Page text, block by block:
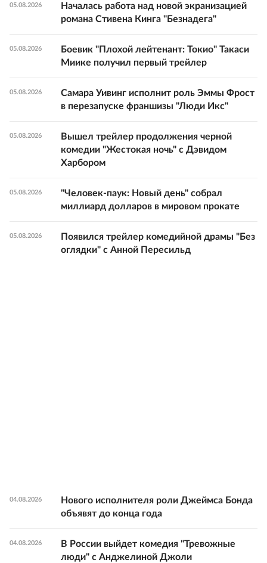
05.08.2026
Началась работа над новой экранизацией
романа Стивена Кинга "Безнадега"
05.08.2026
Боевик "Плохой лейтенант: Токио" Такаси
Миике получил первый трейлер
05.08.2026
Самара Уивинг исполнит роль Эммы Фрост
в перезапуске франшизы "Люди Икс"
05.08.2026
Вышел трейлер продолжения черной
комедии "Жестокая ночь" с Дэвидом
Харбором
05.08.2026
"Человек-паук: Новый день" собрал
миллиард долларов в мировом прокате
05.08.2026
Появился трейлер комедийной драмы "Без
оглядки" с Анной Пересильд
04.08.2026
Нового исполнителя роли Джеймса Бонда
объявят до конца года
04.08.2026
В России выйдет комедия "Тревожные
люди" с Анджелиной Джоли